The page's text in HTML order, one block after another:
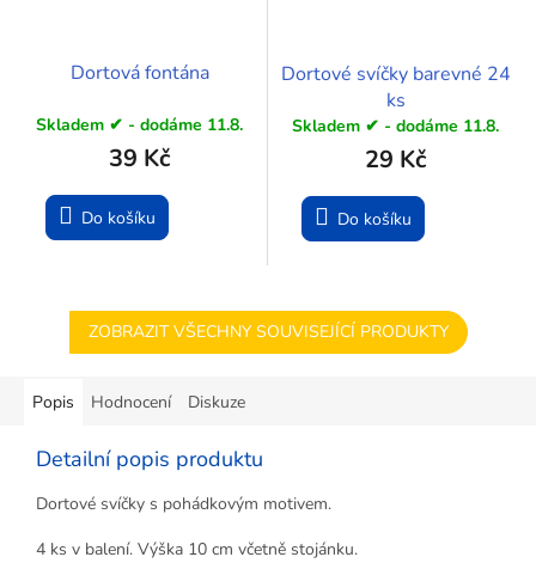
Dortová fontána
Skladem ✔ - dodáme 11.8.
39 Kč
Do košíku
Dortové svíčky barevné 24
ks
Skladem ✔ - dodáme 11.8.
29 Kč
Do košíku
ZOBRAZIT VŠECHNY SOUVISEJÍCÍ PRODUKTY
Popis Hodnocení Diskuze
Detailní popis produktu
Dortové svíčky s pohádkovým motivem.
4 ks v balení. Výška 10 cm včetně stojánku.